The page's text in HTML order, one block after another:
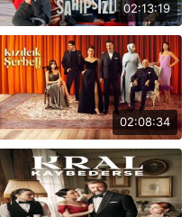
02:13:19
02:08:34